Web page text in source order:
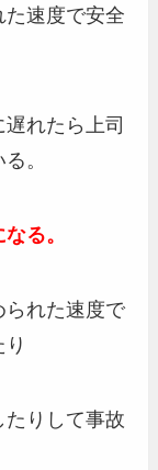
速度で安全
れたら上司
。
る。
られた速度で
りして事故